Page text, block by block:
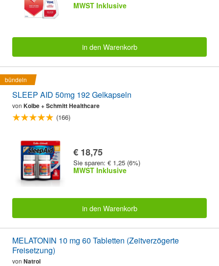
MWST Inklusive
in den Warenkorb
bündeln
SLEEP AID 50mg 192 Gelkapseln
von Kolbe + Schmitt Healthcare
(166)
€ 18,75
Sie sparen: € 1,25 (6%)
MWST Inklusive
in den Warenkorb
MELATONIN 10 mg 60 Tabletten (Zeitverzögerte
Freisetzung)
von Natrol